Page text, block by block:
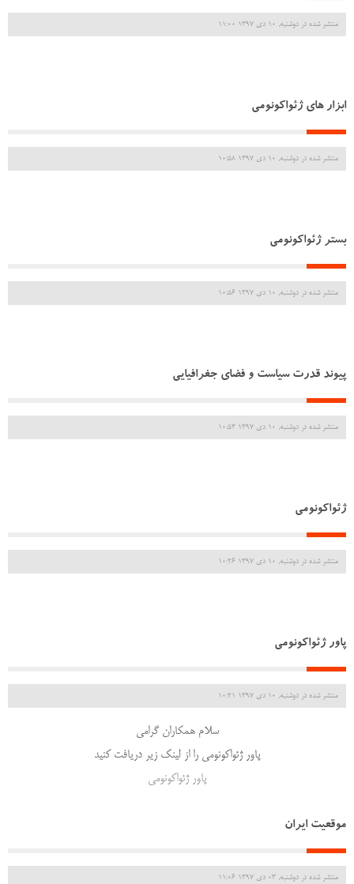
منتشر شده در دوشنبه, 10 دی 1397 11:00
ابزار های ژئواکونومی
منتشر شده در دوشنبه, 10 دی 1397 10:58
بستر ژئواکونومی
منتشر شده در دوشنبه, 10 دی 1397 10:56
پیوند قدرت سیاست و فضای جغرافیایی
منتشر شده در دوشنبه, 10 دی 1397 10:53
ژئواکونومی
منتشر شده در دوشنبه, 10 دی 1397 10:26
پاور ژئواکونومی
منتشر شده در دوشنبه, 10 دی 1397 10:21
سلام همکاران گرامی
پاور ژئواکونومی را از لینک زیر دریافت کنید
پاور ژئواکونومی
موقعیت ایران
منتشر شده در دوشنبه, 03 دی 1397 11:06